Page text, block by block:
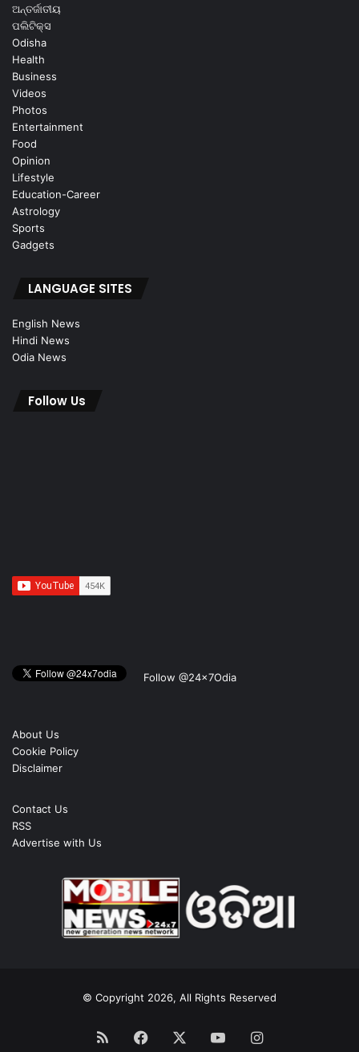
ଅନ୍ତର୍ଜାତୀୟ
ପଲିଟିକ୍ସ
Odisha
Health
Business
Videos
Photos
Entertainment
Food
Opinion
Lifestyle
Education-Career
Astrology
Sports
Gadgets
LANGUAGE SITES
English News
Hindi News
Odia News
Follow Us
Follow @24x7Odia
About Us
Cookie Policy
Disclaimer
Contact Us
RSS
Advertise with Us
© Copyright 2026, All Rights Reserved
RSS Facebook YouTubeInstagram